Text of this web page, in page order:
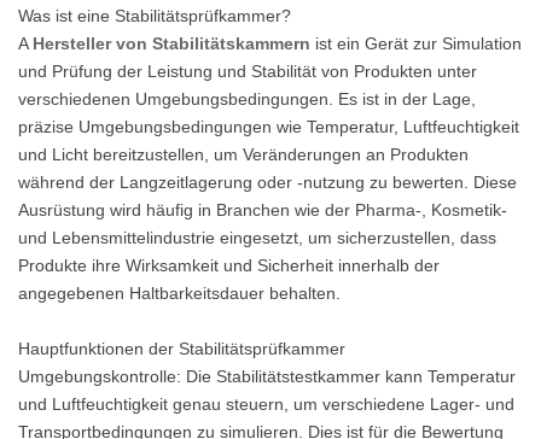
Was ist eine Stabilitätsprüfkammer?
A Hersteller von Stabilitätskammern ist ein Gerät zur Simulation
und Prüfung der Leistung und Stabilität von Produkten unter
verschiedenen Umgebungsbedingungen. Es ist in der Lage,
präzise Umgebungsbedingungen wie Temperatur, Luftfeuchtigkeit
und Licht bereitzustellen, um Veränderungen an Produkten
während der Langzeitlagerung oder -nutzung zu bewerten. Diese
Ausrüstung wird häufig in Branchen wie der Pharma-, Kosmetik-
und Lebensmittelindustrie eingesetzt, um sicherzustellen, dass
Produkte ihre Wirksamkeit und Sicherheit innerhalb der
angegebenen Haltbarkeitsdauer behalten.
Hauptfunktionen der Stabilitätsprüfkammer
Umgebungskontrolle: Die Stabilitätstestkammer kann Temperatur
und Luftfeuchtigkeit genau steuern, um verschiedene Lager- und
Transportbedingungen zu simulieren. Dies ist für die Bewertung